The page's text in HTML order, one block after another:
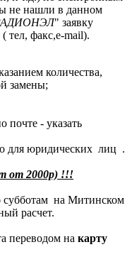
не нашли в данном
" заявку
тел, факс,e-mail).
количества,
замены;
- указать
для юридических лиц .
2000р) !!!
субботам на Митинском
расчет.
переводом на карту